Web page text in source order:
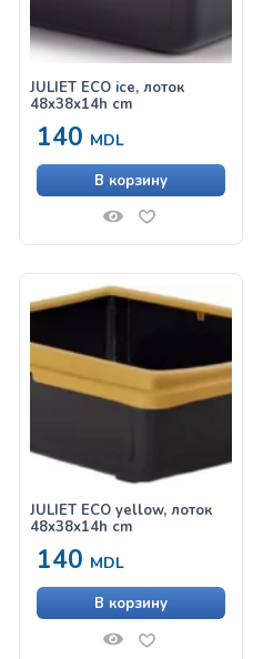
JULIET ECO ice, лоток
48x38x14h cm
140 MDL
В корзину
JULIET ECO yellow, лоток
48x38x14h cm
140 MDL
В корзину